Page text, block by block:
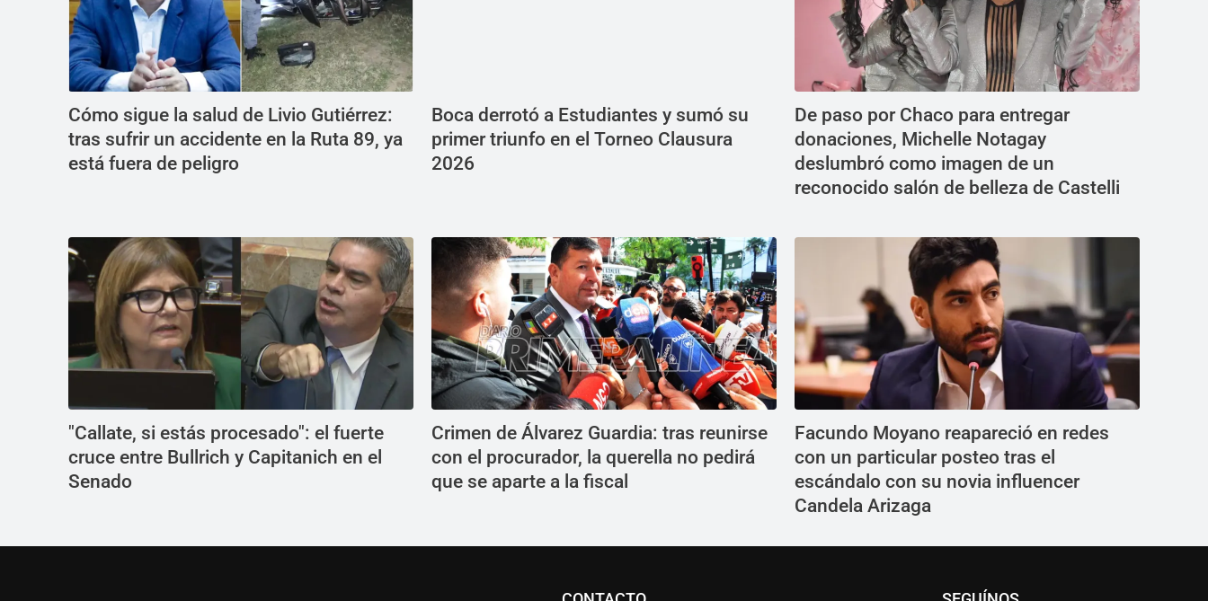
Cómo sigue la salud de Livio Gutiérrez:
tras sufrir un accidente en la Ruta 89, ya
está fuera de peligro
Boca derrotó a Estudiantes y sumó su
primer triunfo en el Torneo Clausura
2026
De paso por Chaco para entregar
donaciones, Michelle Notagay
deslumbró como imagen de un
reconocido salón de belleza de Castelli
"Callate, si estás procesado": el fuerte
cruce entre Bullrich y Capitanich en el
Senado
Crimen de Álvarez Guardia: tras reunirse
con el procurador, la querella no pedirá
que se aparte a la fiscal
Facundo Moyano reapareció en redes
con un particular posteo tras el
escándalo con su novia influencer
Candela Arizaga